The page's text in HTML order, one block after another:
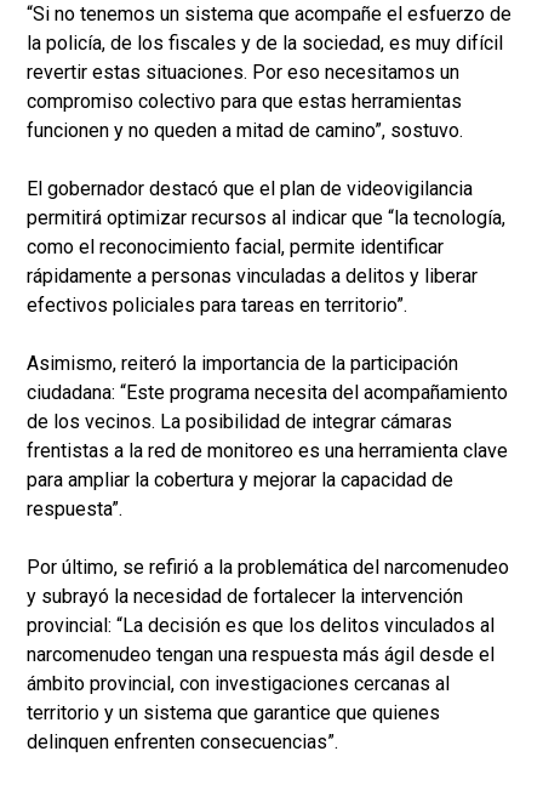
“Si no tenemos un sistema que acompañe el esfuerzo de
la policía, de los fiscales y de la sociedad, es muy difícil
revertir estas situaciones. Por eso necesitamos un
compromiso colectivo para que estas herramientas
funcionen y no queden a mitad de camino”, sostuvo.
El gobernador destacó que el plan de videovigilancia
permitirá optimizar recursos al indicar que “la tecnología,
como el reconocimiento facial, permite identificar
rápidamente a personas vinculadas a delitos y liberar
efectivos policiales para tareas en territorio”.
Asimismo, reiteró la importancia de la participación
ciudadana: “Este programa necesita del acompañamiento
de los vecinos. La posibilidad de integrar cámaras
frentistas a la red de monitoreo es una herramienta clave
para ampliar la cobertura y mejorar la capacidad de
respuesta”.
Por último, se refirió a la problemática del narcomenudeo
y subrayó la necesidad de fortalecer la intervención
provincial: “La decisión es que los delitos vinculados al
narcomenudeo tengan una respuesta más ágil desde el
ámbito provincial, con investigaciones cercanas al
territorio y un sistema que garantice que quienes
delinquen enfrenten consecuencias”.